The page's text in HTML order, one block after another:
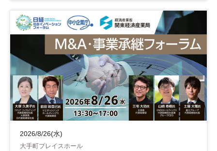
地域活性化 自治体
2026/8/26(水)
大手町プレイスホール